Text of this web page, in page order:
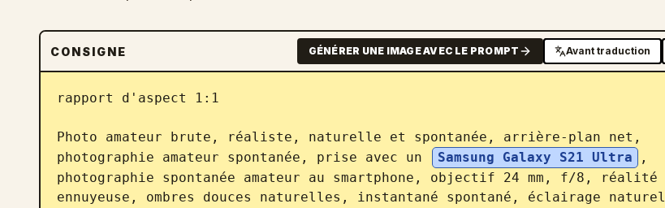
CONSIGNE GÉNÉRER UNE IMAGE AVEC LE PROMPT Avant traduction
rapport d'aspect 1:1
Photo amateur brute, réaliste, naturelle et spontanée, arrière-plan net,
photographie amateur spontanée, prise avec un
Samsung Galaxy S21 Ultra
,
photographie spontanée amateur au smartphone, objectif 24 mm, f/8, réalité
ennuyeuse, ombres douces naturelles, instantané spontané, éclairage naturel